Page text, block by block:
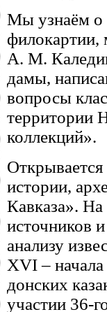
Мы узнаём о
филокартии,
А. М.
дамы,
вопросы
территории
коллекций».
истории,
Кавказа».
источников
анализу
XVI –
донских
участии 36-